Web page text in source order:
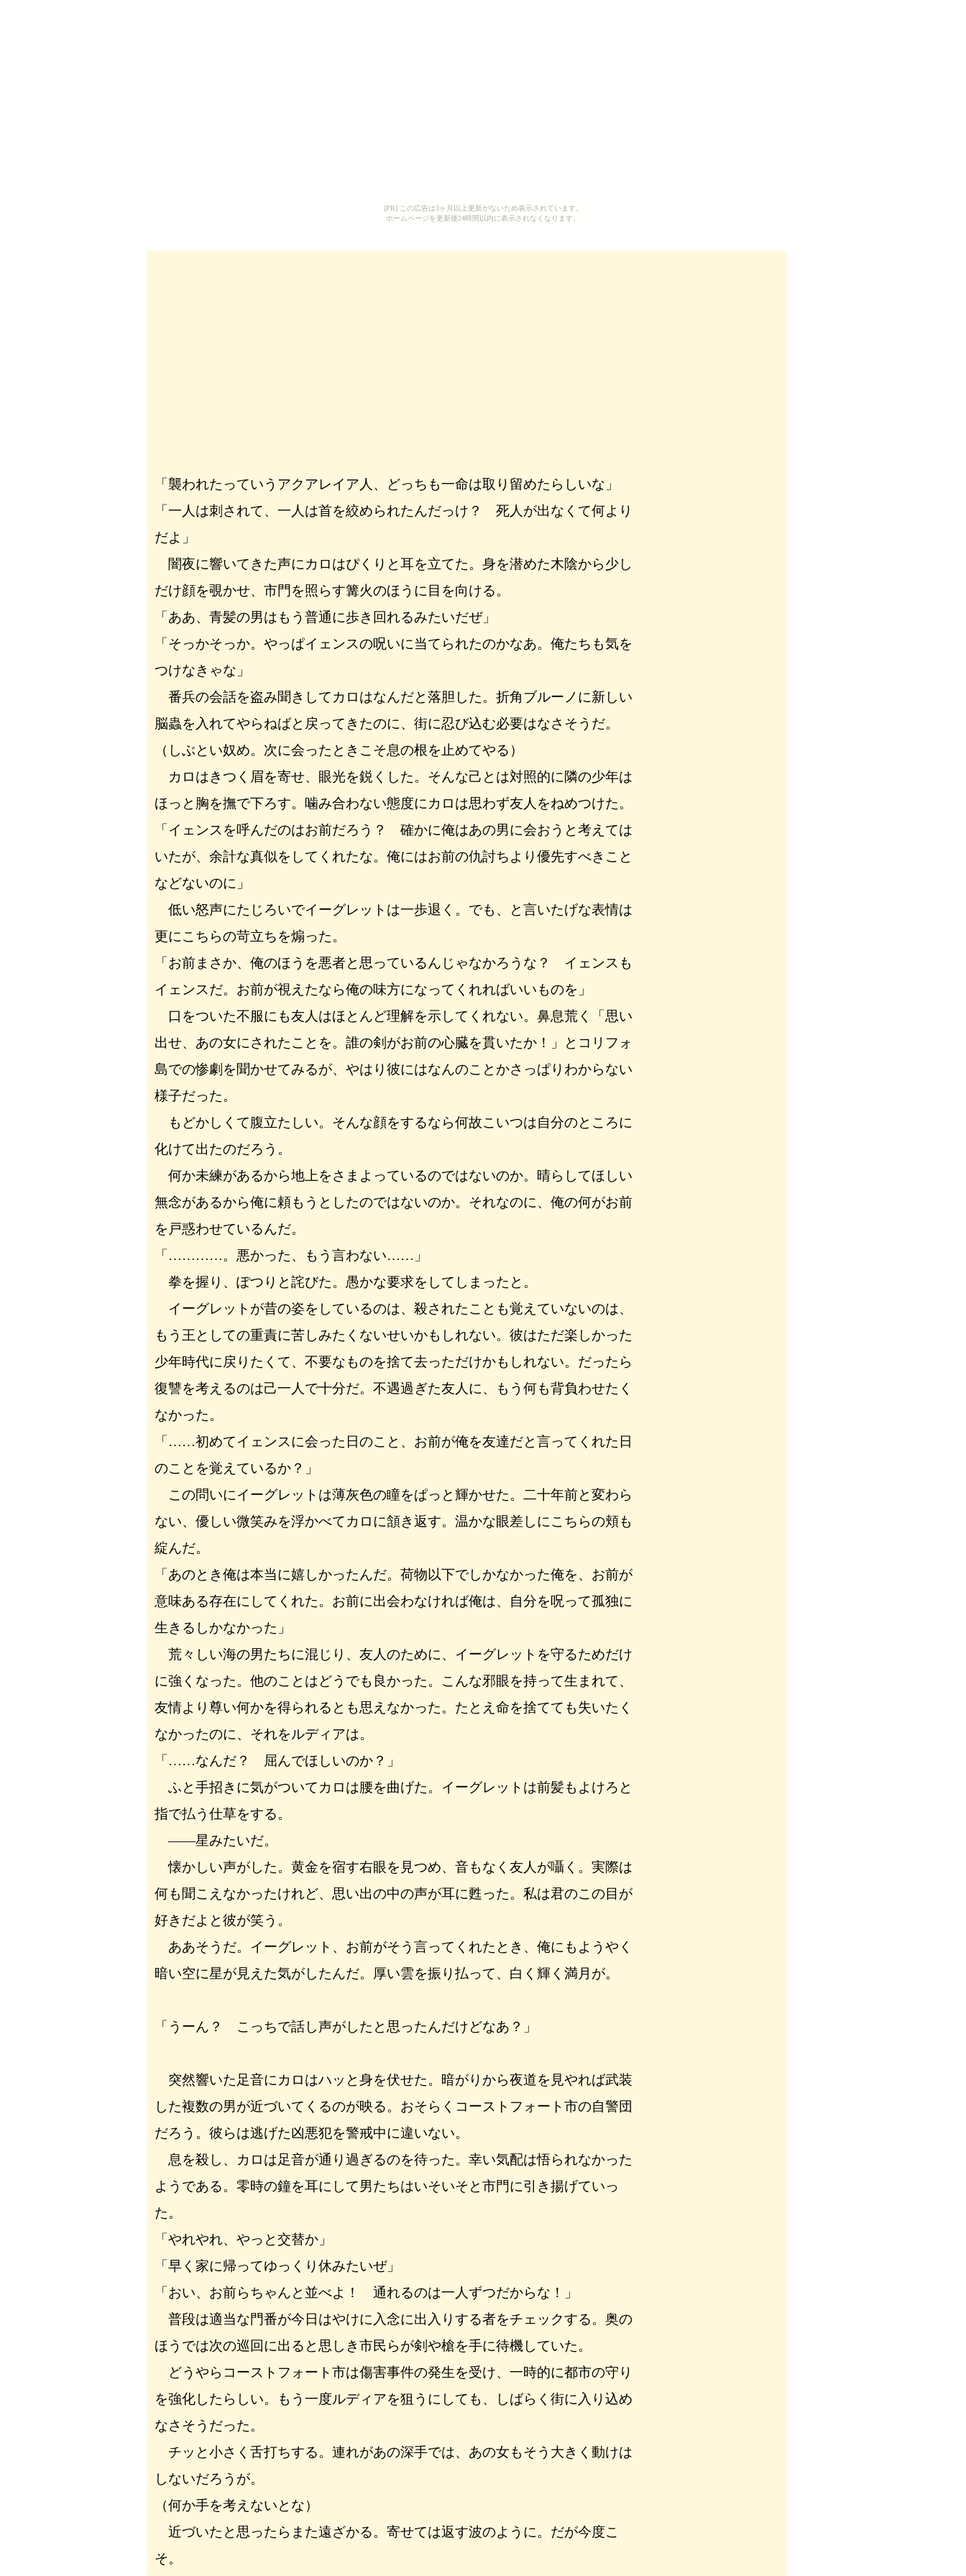
[PR] この広告は3ヶ月以上更新がないため表示されています。
ホームページを更新後24時間以内に表示されなくなります。
「襲われたっていうアクアレイア人、どっちも一命は取り留めたらしいな」
「一人は刺されて、一人は首を絞められたんだっけ？ 死人が出なくて何より
だよ」
闇夜に響いてきた声にカロはぴくりと耳を立てた。身を潜めた木陰から少し
だけ顔を覗かせ、市門を照らす篝火のほうに目を向ける。
「ああ、青髪の男はもう普通に歩き回れるみたいだぜ」
「そっかそっか。やっぱイェンスの呪いに当てられたのかなあ。俺たちも気を
つけなきゃな」
番兵の会話を盗み聞きしてカロはなんだと落胆した。折角ブルーノに新しい
脳蟲を入れてやらねばと戻ってきたのに、街に忍び込む必要はなさそうだ。
（しぶとい奴め。次に会ったときこそ息の根を止めてやる）
カロはきつく眉を寄せ、眼光を鋭くした。そんな己とは対照的に隣の少年は
ほっと胸を撫で下ろす。噛み合わない態度にカロは思わず友人をねめつけた。
「イェンスを呼んだのはお前だろう？ 確かに俺はあの男に会おうと考えては
いたが、余計な真似をしてくれたな。俺にはお前の仇討ちより優先すべきこと
などないのに」
低い怒声にたじろいでイーグレットは一歩退く。でも、と言いたげな表情は
更にこちらの苛立ちを煽った。
「お前まさか、俺のほうを悪者と思っているんじゃなかろうな？ イェンスも
イェンスだ。お前が視えたなら俺の味方になってくれればいいものを」
口をついた不服にも友人はほとんど理解を示してくれない。鼻息荒く「思い
出せ、あの女にされたことを。誰の剣がお前の心臓を貫いたか！」とコリフォ
島での惨劇を聞かせてみるが、やはり彼にはなんのことかさっぱりわからない
様子だった。
もどかしくて腹立たしい。そんな顔をするなら何故こいつは自分のところに
化けて出たのだろう。
何か未練があるから地上をさまよっているのではないのか。晴らしてほしい
無念があるから俺に頼もうとしたのではないのか。それなのに、俺の何がお前
を戸惑わせているんだ。
「…………。悪かった、もう言わない……」
拳を握り、ぽつりと詫びた。愚かな要求をしてしまったと。
イーグレットが昔の姿をしているのは、殺されたことも覚えていないのは、
もう王としての重責に苦しみたくないせいかもしれない。彼はただ楽しかった
少年時代に戻りたくて、不要なものを捨て去っただけかもしれない。だったら
復讐を考えるのは己一人で十分だ。不遇過ぎた友人に、もう何も背負わせたく
なかった。
「……初めてイェンスに会った日のこと、お前が俺を友達だと言ってくれた日
のことを覚えているか？」
この問いにイーグレットは薄灰色の瞳をぱっと輝かせた。二十年前と変わら
ない、優しい微笑みを浮かべてカロに頷き返す。温かな眼差しにこちらの頬も
綻んだ。
「あのとき俺は本当に嬉しかったんだ。荷物以下でしかなかった俺を、お前が
意味ある存在にしてくれた。お前に出会わなければ俺は、自分を呪って孤独に
生きるしかなかった」
荒々しい海の男たちに混じり、友人のために、イーグレットを守るためだけ
に強くなった。他のことはどうでも良かった。こんな邪眼を持って生まれて、
友情より尊い何かを得られるとも思えなかった。たとえ命を捨てても失いたく
なかったのに、それをルディアは。
「……なんだ？ 屈んでほしいのか？」
ふと手招きに気がついてカロは腰を曲げた。イーグレットは前髪もよけろと
指で払う仕草をする。
――星みたいだ。
懐かしい声がした。黄金を宿す右眼を見つめ、音もなく友人が囁く。実際は
何も聞こえなかったけれど、思い出の中の声が耳に甦った。私は君のこの目が
好きだよと彼が笑う。
ああそうだ。イーグレット、お前がそう言ってくれたとき、俺にもようやく
暗い空に星が見えた気がしたんだ。厚い雲を振り払って、白く輝く満月が。
「うーん？ こっちで話し声がしたと思ったんだけどなあ？」
突然響いた足音にカロはハッと身を伏せた。暗がりから夜道を見やれば武装
した複数の男が近づいてくるのが映る。おそらくコーストフォート市の自警団
だろう。彼らは逃げた凶悪犯を警戒中に違いない。
息を殺し、カロは足音が通り過ぎるのを待った。幸い気配は悟られなかった
ようである。零時の鐘を耳にして男たちはいそいそと市門に引き揚げていっ
た。
「やれやれ、やっと交替か」
「早く家に帰ってゆっくり休みたいぜ」
「おい、お前らちゃんと並べよ！ 通れるのは一人ずつだからな！」
普段は適当な門番が今日はやけに入念に出入りする者をチェックする。奥の
ほうでは次の巡回に出ると思しき市民らが剣や槍を手に待機していた。
どうやらコーストフォート市は傷害事件の発生を受け、一時的に都市の守り
を強化したらしい。もう一度ルディアを狙うにしても、しばらく街に入り込め
なさそうだった。
チッと小さく舌打ちする。連れがあの深手では、あの女もそう大きく動けは
しないだろうが。
（何か手を考えないとな）
近づいたと思ったらまた遠ざかる。寄せては返す波のように。だが今度こ
そ。